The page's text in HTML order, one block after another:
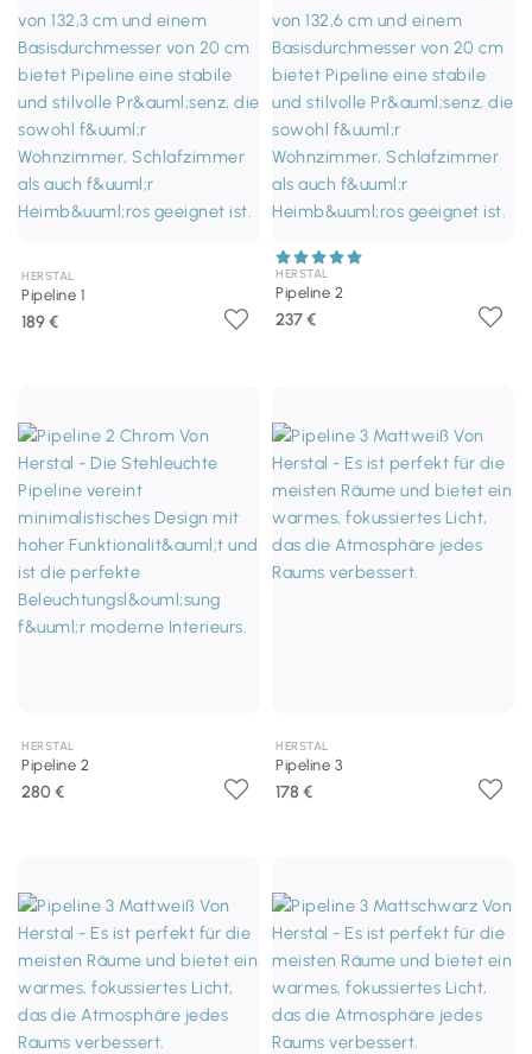
HERSTAL
Pipeline 1
189 €
HERSTAL
Pipeline 2
237 €
HERSTAL
Pipeline 2
280 €
HERSTAL
Pipeline 3
178 €